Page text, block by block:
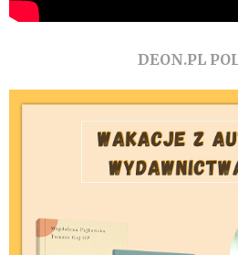
DEON.PL